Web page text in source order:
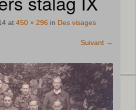
at 450 × 296 in Des visages
Suivant →